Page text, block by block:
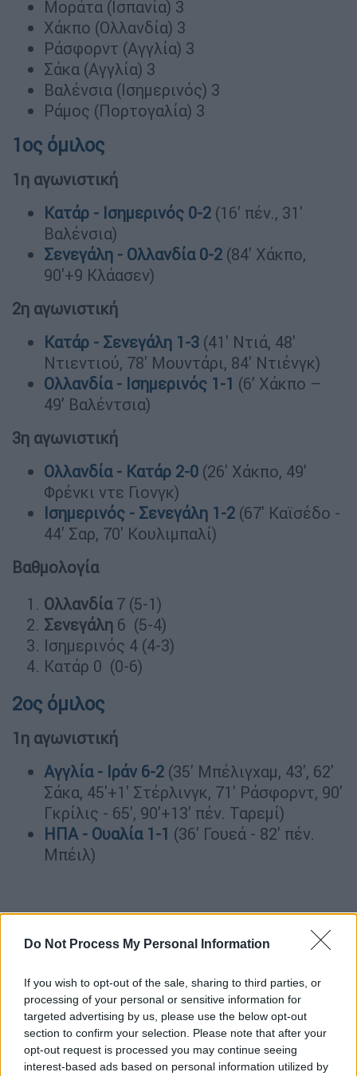
Do Not Process My Personal Information
If you wish to opt-out of the sale, sharing to third parties, or
processing of your personal or sensitive information for
targeted advertising by us, please use the below opt-out
section to confirm your selection. Please note that after your
opt-out request is processed you may continue seeing
interest-based ads based on personal information utilized by
Μοράτα (Ισπανία) 3
Χάκπο (Ολλανδία) 3
Ράσφορντ (Αγγλία) 3
Σάκα (Αγγλία) 3
Βαλένσια (Ισημερινός) 3
Ράμος (Πορτογαλία) 3
1ος όμιλος
1η αγωνιστική
Κατάρ - Ισημερινός 0-2 (16' πέν., 31'
Βαλένσια)
Σενεγάλη - Ολλανδία 0-2 (84' Χάκπο,
90'+9 Κλάασεν)
2η αγωνιστική
Κατάρ - Σενεγάλη 1-3 (41' Ντιά, 48'
Ντιεντιού, 78' Μουντάρι, 84' Ντιένγκ)
Ολλανδία - Ισημερινός 1-1 (6’ Xάκπο –
49’ Βαλέντσια)
3η αγωνιστική
Ολλανδία - Κατάρ 2-0 (26' Χάκπο, 49'
Φρένκι ντε Γιονγκ)
Ισημερινός - Σενεγάλη 1-2 (67' Καϊσέδο -
44' Σαρ, 70' Κουλιμπαλί)
Βαθμολογία
Ολλανδία7 (5-1)
Σενεγάλη 6 (5-4)
Ισημερινός 4 (4-3)
Κατάρ 0 (0-6)
2ος όμιλος
1η αγωνιστική
Αγγλία - Ιράν 6-2 (35' Μπέλιγχαμ, 43', 62'
Σάκα, 45'+1' Στέρλινγκ, 71' Ράσφορντ, 90'
Γκρίλις - 65', 90'+13' πέν. Ταρεμί)
ΗΠΑ - Ουαλία 1-1 (36' Γουεά - 82' πέν.
Μπέιλ)